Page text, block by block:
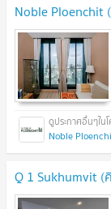
Noble Ploenchit
Noble
Q 1 Sukhumvit (